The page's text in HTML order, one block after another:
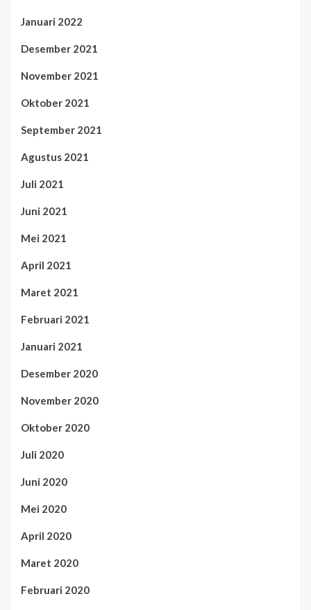
Januari 2022
Desember 2021
November 2021
Oktober 2021
September 2021
Agustus 2021
Juli 2021
Juni 2021
Mei 2021
April 2021
Maret 2021
Februari 2021
Januari 2021
Desember 2020
November 2020
Oktober 2020
Juli 2020
Juni 2020
Mei 2020
April 2020
Maret 2020
Februari 2020